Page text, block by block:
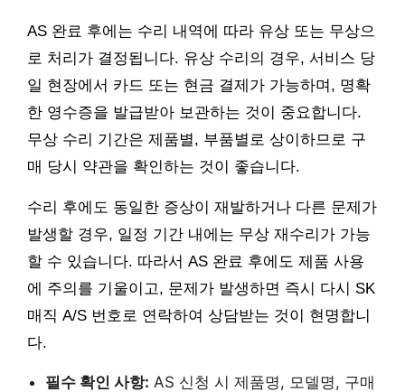
AS 완료 후에는 수리 내역에 따라 유상 또는 무상으
로 처리가 결정됩니다. 유상 수리의 경우, 서비스 당
일 현장에서 카드 또는 현금 결제가 가능하며, 명확
한 영수증을 발급받아 보관하는 것이 중요합니다.
무상 수리 기간은 제품별, 부품별로 상이하므로 구
매 당시 약관을 확인하는 것이 좋습니다.
수리 후에도 동일한 증상이 재발하거나 다른 문제가
발생할 경우, 일정 기간 내에는 무상 재수리가 가능
할 수 있습니다. 따라서 AS 완료 후에도 제품 사용
에 주의를 기울이고, 문제가 발생하면 즉시 다시 SK
매직 A/S 번호로 연락하여 상담받는 것이 현명합니
다.
필수 확인 사항: AS 신청 시 제품명, 모델명, 구매